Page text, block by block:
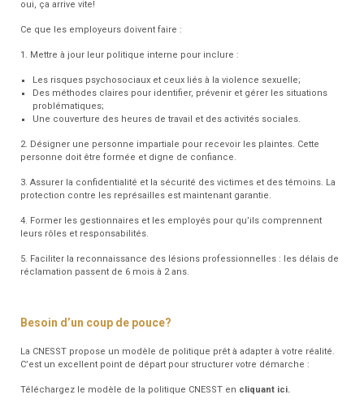
oui, ça arrive vite!
Ce que les employeurs doivent faire :
1. Mettre à jour leur politique interne pour inclure :
Les risques psychosociaux et ceux liés à la violence sexuelle;
Des méthodes claires pour identifier, prévenir et gérer les situations
problématiques;
Une couverture des heures de travail et des activités sociales.
2. Désigner une personne impartiale pour recevoir les plaintes. Cette
personne doit être formée et digne de confiance.
3. Assurer la confidentialité et la sécurité des victimes et des témoins. La
protection contre les représailles est maintenant garantie.
4. Former les gestionnaires et les employés pour qu’ils comprennent
leurs rôles et responsabilités.
5. Faciliter la reconnaissance des lésions professionnelles : les délais de
réclamation passent de 6 mois à 2 ans.
Besoin d’un coup de pouce?
La CNESST propose un modèle de politique prêt à adapter à votre réalité.
C’est un excellent point de départ pour structurer votre démarche :
Téléchargez le modèle de la politique CNESST en cliquant ici.